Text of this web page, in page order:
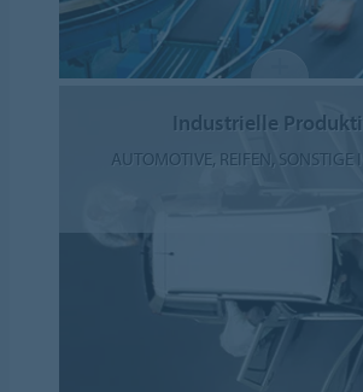
Industrielle
AUTOMOTIVE, REIFEN, SONSTIGE